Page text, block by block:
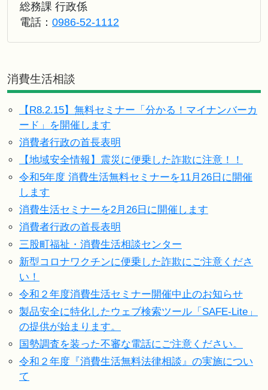
総務課 行政係
電話： 0986-52-1112
消費生活相談
【R8.2.15】無料セミナー「分かる！マイナンバーカ
ード」を開催します
消費者行政の首長表明
【地域安全情報】震災に便乗した詐欺に注意！！
令和5年度 消費生活無料セミナーを11月26日に開催
します
消費生活セミナーを2月26日に開催します
消費者行政の首長表明
三股町福祉・消費生活相談センター
新型コロナワクチンに便乗した詐欺にご注意くださ
い！
令和２年度消費生活セミナー開催中止のお知らせ
製品安全に特化したウェブ検索ツール「SAFE-Lite」
の提供が始まります。
国勢調査を装った不審な電話にご注意ください。
令和２年度『消費生活無料法律相談』の実施につい
て